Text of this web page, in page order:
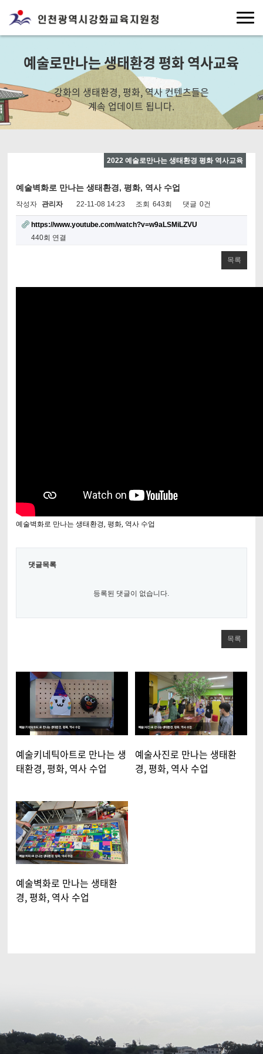
예술로만나는 생태환경 평화 역사교육
강화의 생태환경, 평화, 역사 컨텐츠들은
계속 업데이트 됩니다.
2022 예술로만나는 생태환경 평화 역사교육
예술벽화로 만나는 생태환경, 평화, 역사 수업
작성자 관리자 22-11-08 14:23 조회 643회 댓글 0건
https://www.youtube.com/watch?v=w9aLSMiLZVU
440회 연결
목록
예술벽화로 만나는 생태환경, 평화, 역사 수업
댓글목록
등록된 댓글이 없습니다.
목록
예술키네틱아트로 만나는 생
태환경, 평화, 역사 수업
예술사진로 만나는 생태환
경, 평화, 역사 수업
예술벽화로 만나는 생태환
경, 평화, 역사 수업